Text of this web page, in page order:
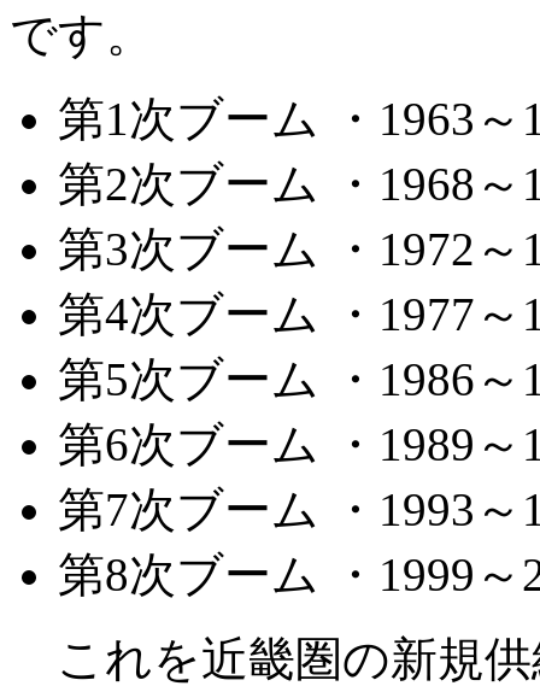
です。
第1次ブーム ・1963
第2次ブーム ・1968
第3次ブーム ・1972
第4次ブーム ・1977
第5次ブーム ・1986
第6次ブーム ・1989
第7次ブーム ・1993
第8次ブーム ・1999
これを近畿圏の新規